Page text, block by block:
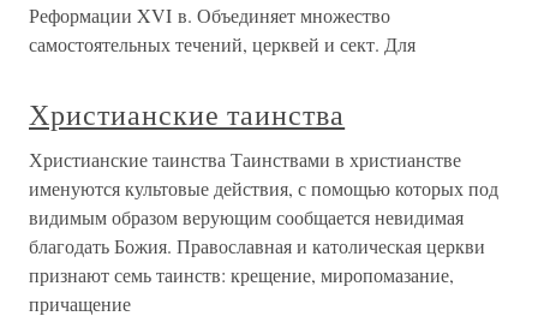
Реформации XVI в. Объединяет множество
самостоятельных течений, церквей и сект. Для
Христианские таинства
Христианские таинства Таинствами в христианстве
именуются культовые действия, с помощью которых под
видимым образом верующим сообщается невидимая
благодать Божия. Православная и католическая церкви
признают семь таинств: крещение, миропомазание,
причащение